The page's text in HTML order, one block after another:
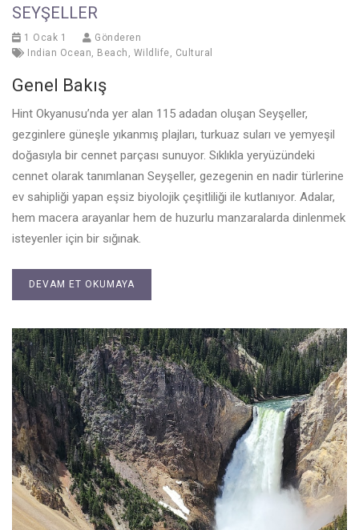
SEYŞELLER
1 Ocak 1
Gönderen
Indian Ocean
Beach Wildlife Cultural
Genel Bakış
Hint Okyanusu’nda yer alan 115 adadan oluşan Seyşeller,
gezginlere güneşle yıkanmış plajları, turkuaz suları ve yemyeşil
doğasıyla bir cennet parçası sunuyor. Sıklıkla yeryüzündeki
cennet olarak tanımlanan Seyşeller, gezegenin en nadir türlerine
ev sahipliği yapan eşsiz biyolojik çeşitliliği ile kutlanıyor. Adalar,
hem macera arayanlar hem de huzurlu manzaralarda dinlenmek
isteyenler için bir sığınak.
DEVAM ET OKUMAYA